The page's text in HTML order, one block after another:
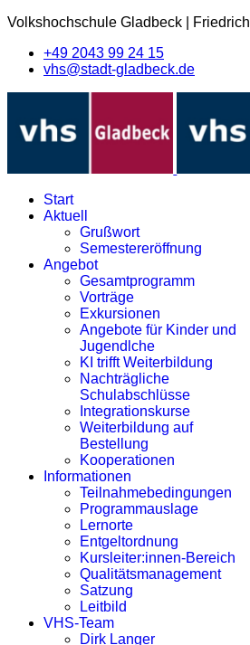
Volkshochschule Gladbeck
+49 2043 99 24 15
vhs@stadt-gladbeck.de
Start
Aktuell
Grußwort
Semestereröffnung
Angebot
Gesamtprogramm
Vorträge
Exkursionen
Angebote für Kinder und
Jugendlche
KI trifft Weiterbildung
Nachträgliche
Schulabschlüsse
Integrationskurse
Weiterbildung auf
Bestellung
Kooperationen
Informationen
Teilnahmebedingungen
Programmauslage
Lernorte
Entgeltordnung
Kursleiter:innen-Bereich
Qualitätsmanagement
Satzung
Leitbild
VHS-Team
Dirk Langer